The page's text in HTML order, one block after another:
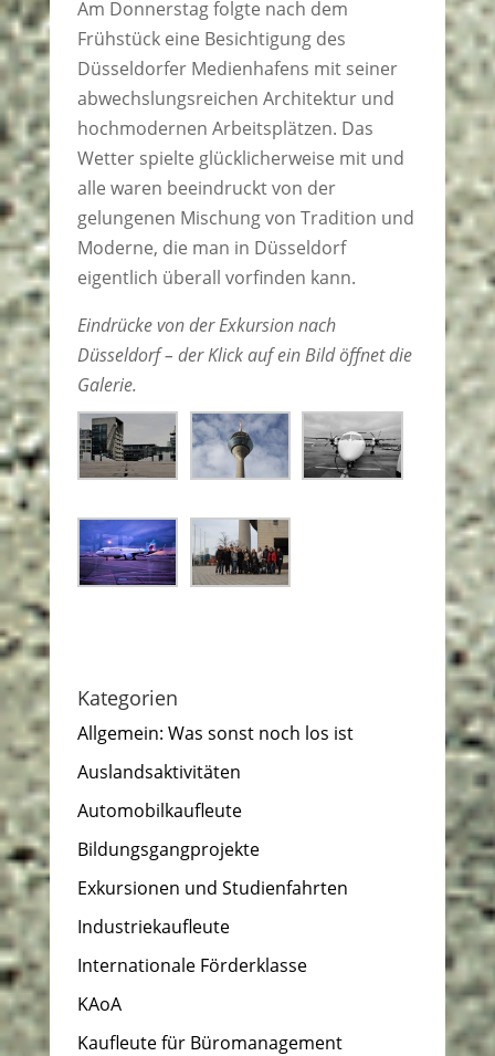
Am Donnerstag folgte nach dem
Frühstück eine Besichtigung des
Düsseldorfer Medienhafens mit seiner
abwechslungsreichen Architektur und
hochmodernen Arbeitsplätzen. Das
Wetter spielte glücklicherweise mit und
alle waren beeindruckt von der
gelungenen Mischung von Tradition und
Moderne, die man in Düsseldorf
eigentlich überall vorfinden kann.
Eindrücke von der Exkursion nach
Düsseldorf – der Klick auf ein Bild öffnet die
Galerie.
Kategorien
Allgemein: Was sonst noch los ist
Auslandsaktivitäten
Automobilkaufleute
Bildungsgangprojekte
Exkursionen und Studienfahrten
Industriekaufleute
Internationale Förderklasse
KAoA
Kaufleute für Büromanagement